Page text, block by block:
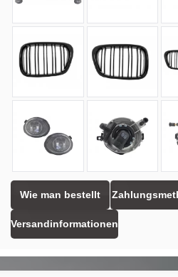
Wie man bestellt
Versandinformationen